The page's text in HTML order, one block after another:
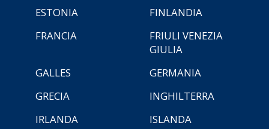
ESTONIA
FINLANDIA
FRANCIA
FRIULI VENEZIA
GIULIA
GALLES
GERMANIA
GRECIA
INGHILTERRA
IRLANDA
ISLANDA